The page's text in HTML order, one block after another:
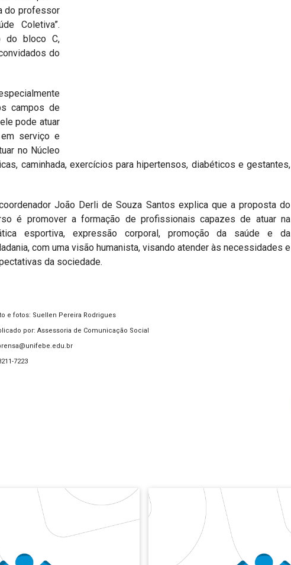
do professor
Coletiva”.
do bloco C,
do
campos de
pode atuar
serviço e
no Núcleo
caminhada, exercícios para hipertensos, diabéticos e gestantes,
João Derli de Souza Santos explica que a proposta do
é promover a formação de profissionais capazes de atuar na
esportiva, expressão corporal, promoção da saúde e da
com uma visão humanista, visando atender às necessidades e
da sociedade.
e fotos: Suellen Pereira Rodrigues
por: Assessoria de Comunicação Social
7223